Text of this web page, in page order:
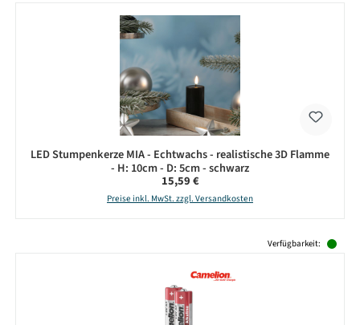
LED Stumpenkerze MIA - Echtwachs - realistische 3D Flamme
- H: 10cm - D: 5cm - schwarz
Regulärer Preis:
15,59 €
Preise inkl. MwSt. zzgl. Versandkosten
Verfügbarkeit: